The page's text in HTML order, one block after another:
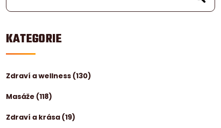
KATEGORIE
Zdraví a wellness (130)
Masáže (118)
Zdraví a krása (19)